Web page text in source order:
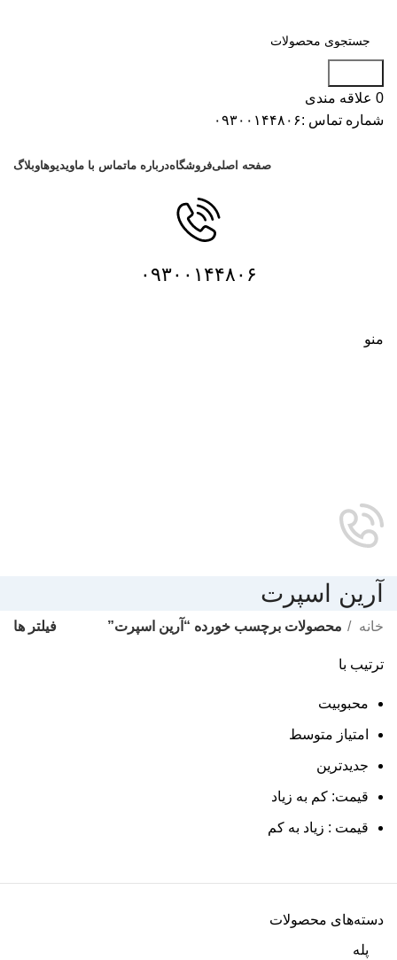
0 علاقه مندی
شماره تماس :۰۹۳۰۰۱۴۴۸۰۶
صفحه اصلیفروشگاهدرباره ماتماس با ماویدیوهاوبلاگ
۰۹۳۰۰۱۴۴۸۰۶
منو
آرین اسپرت
خانه محصولات برچسب خورده “آرین اسپرت” فیلتر ها
ترتیب با
محبوبیت
امتیاز متوسط
جدیدترین
قیمت: کم به زیاد
قیمت : زیاد به کم
دسته‌های محصولات
پله